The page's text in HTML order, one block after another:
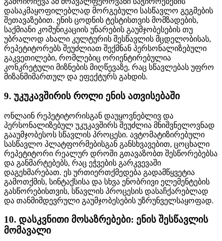
დასაკმაყოფილებლად მორგებული სასწავლო გეგმების
შეთავაზებით. ენის ცოდნის ტესტისთვის მომზადების,
საქმიანი კომუნიკაციის უნარების გაუმჯობესების თუ
უბრალოდ ახალი კულტურის შესწავლის მცდელობისას,
რეპეტიტორებს შეუძლიათ შექმნან პერსონალიზებული
გაკვეთილები, რომლებიც ორიენტირებულია
კონკრეტული მიზნების მიღწევაზე, რაც სწავლებას უფრო
მიზანმიმართულ და ეფექტურს გახდის.
9. უკუკავშირის როლი ენის ათვისებაში
ონლაინ რეპეტიტორისგან დაუყოვნებლივ და
პერსონალიზებულ უკუკავშირს შეუძლია მნიშვნელოვნად
გააუმჯობესოს სწავლის პროცესი. ავტომატიზირებული
სასწავლო პლატფორმებისგან განსხვავებით, ცოცხალი
რეპეტიტორი რეალურ დროში გთავაზობთ შესწორებებსა
და განმარტებებს, რაც ეჭვების გარკვევაში
დაგეხმარებათ. ეს ურთიერთქმედება გადამწყვეტია
გამოთქმის, სინტაქსისა და სხვა ენობრივი ელემენტების
გასწორებისთვის, სწავლის პროცესის დასაჩქარებლად
და თანმიმდევრული გაუმჯობესების უზრუნველსაყოფად.
10. დასკვნითი მოსაზრებები: ენის შესწავლის
მომავალი